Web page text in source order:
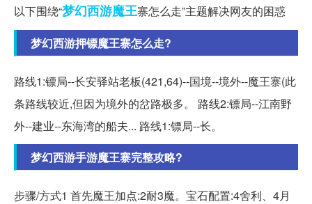
以下围绕“梦幻西游魔王寨怎么走”主题解决网友的困惑
梦幻西游押镖魔王寨怎么走?
路线1:镖局--长安驿站老板(421,64)--国境--境外--魔王寨(此
条路线较近,但因为境外的岔路极多。 路线2:镖局--江南野
外--建业--东海湾的船夫... 路线1:镖局--长。
梦幻西游手游魔王寨完整攻略?
步骤/方式1 首先魔王加点:2耐3魔。宝石配置:4舍利、4月